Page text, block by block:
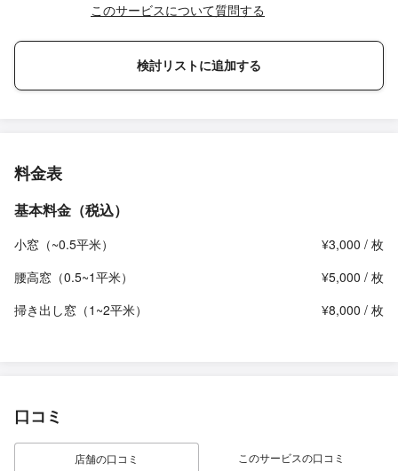
このサービスについて質問する
検討リストに追加する
料金表
基本料金（税込）
小窓（~0.5平米）
¥3,000 / 枚
腰高窓（0.5~1平米）
¥5,000 / 枚
掃き出し窓（1~2平米）
¥8,000 / 枚
口コミ
店舗の口コミ このサービスの口コミ